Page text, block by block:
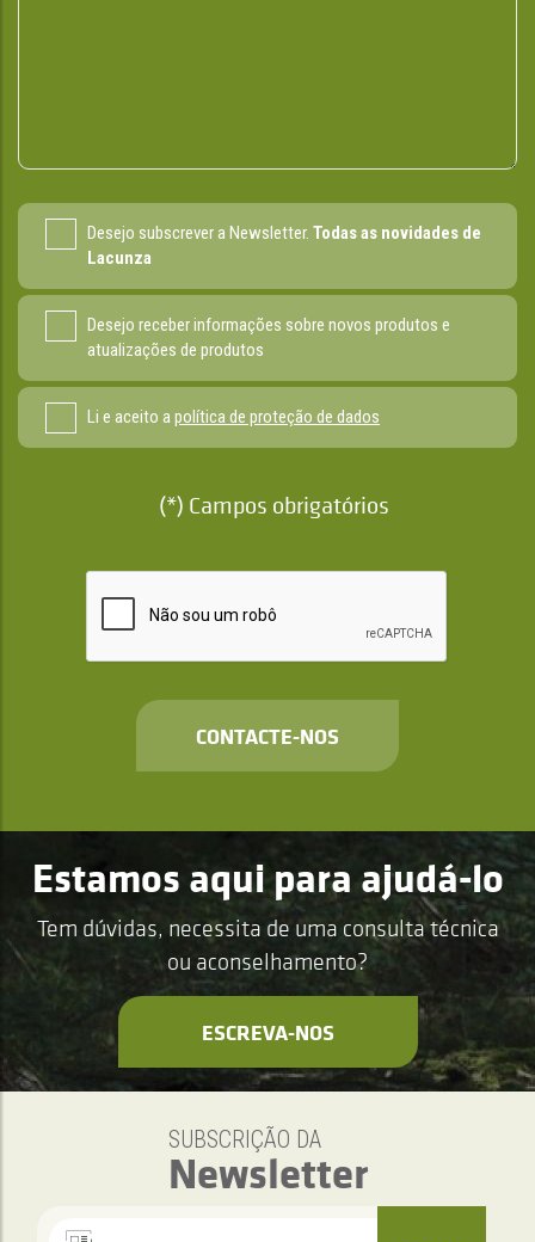
Desejo subscrever a Newsletter. Todas as novidades de
Lacunza
Desejo receber informações sobre novos produtos e
atualizações de produtos
Li e aceito apolítica de proteção de dados
(*) Campos obrigatórios
CONTACTE-NOS
Estamos aqui para ajudá-lo
Tem dúvidas, necessita de uma consulta técnica
ou aconselhamento?
ESCREVA-NOS
SUBSCRIÇÃO DA
Newsletter